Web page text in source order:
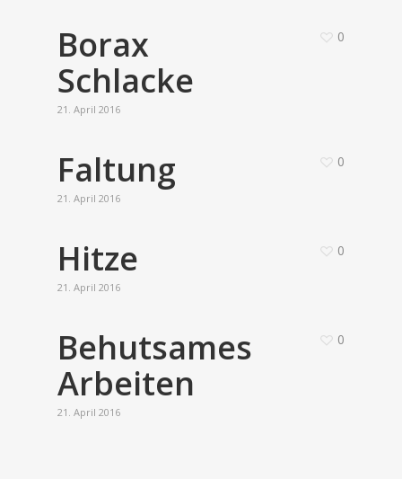
Borax
Schlacke
21. April 2016
0
Faltung
21. April 2016
0
Hitze
21. April 2016
0
Behutsames
Arbeiten
21. April 2016
0